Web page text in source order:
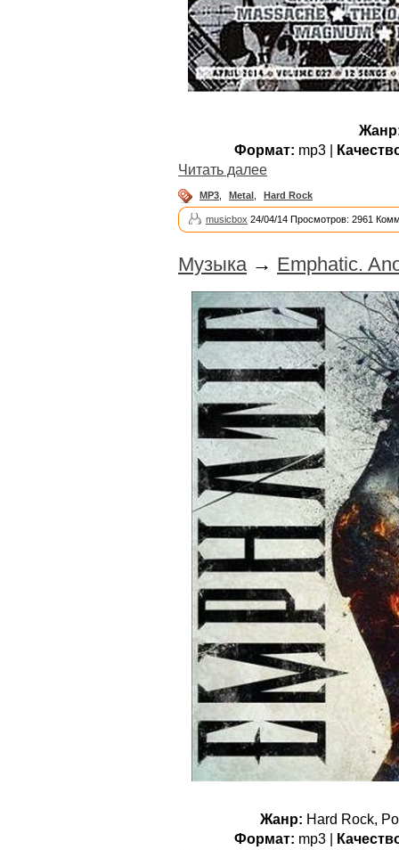
Формат: mp3 |
Читать далее
MP3 Metal Hard Rock
musicbox 24/04/14 Просмотров: 2961
Музыка→ Emphatic.
Жанр: Hard Rock,
Формат: mp3 |